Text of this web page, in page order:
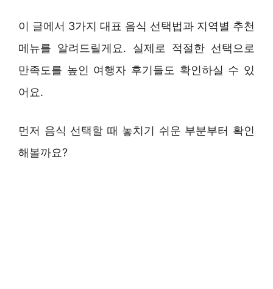
이 글에서 3가지 대표 음식 선택법과 지역별 추천
메뉴를 알려드릴게요. 실제로 적절한 선택으로
만족도를 높인 여행자 후기들도 확인하실 수 있
어요.
먼저 음식 선택할 때 놓치기 쉬운 부분부터 확인
해볼까요?